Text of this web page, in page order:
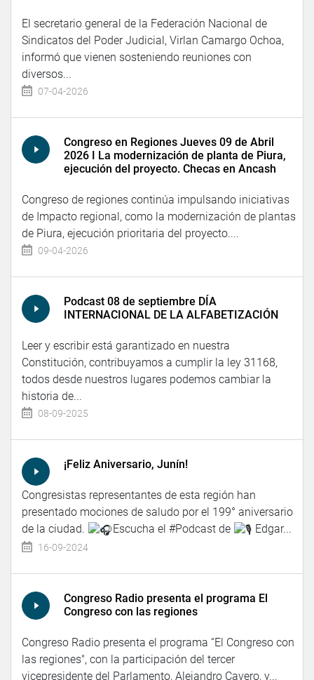
El secretario general de la Federación Nacional de
Sindicatos del Poder Judicial, Virlan Camargo Ochoa,
informó que vienen sosteniendo reuniones con
diversos...
07-04-2026
Congreso en Regiones Jueves 09 de Abril
2026 I La modernización de planta de Piura,
ejecución del proyecto. Checas en Ancash
Congreso de regiones continúa impulsando iniciativas
de Impacto regional, como la modernización de plantas
de Piura, ejecución prioritaria del proyecto....
09-04-2026
Podcast 08 de septiembre DÍA
INTERNACIONAL DE LA ALFABETIZACIÓN
Leer y escribir está garantizado en nuestra
Constitución, contribuyamos a cumplir la ley 31168,
todos desde nuestros lugares podemos cambiar la
historia de...
08-09-2025
¡Feliz Aniversario, Junín!
Congresistas representantes de esta región han
presentado mociones de saludo por el 199° aniversario
de la ciudad.
Escucha el #Podcast de Edgar...
16-09-2024
Congreso Radio presenta el programa El
Congreso con las regiones
Congreso Radio presenta el programa “El Congreso con
las regiones", con la participación del tercer
vicepresidente del Parlamento, Alejandro Cavero, y...